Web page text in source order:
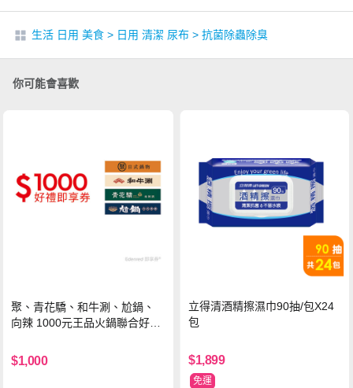
生活 日用 美食 > 日用 清潔 尿布 > 抗菌除蟲除臭
你可能會喜歡
聚、青花驕、和牛涮、尬鍋、
向辣 1000元王品火鍋聯合好禮
$1,000
立得清酒精擦濕巾90抽/包X24
包
$1,899
免運